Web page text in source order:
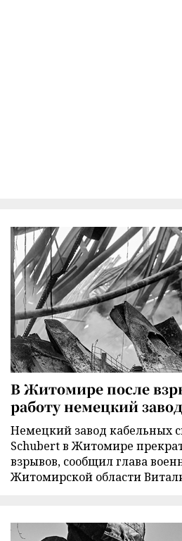
В Житомире после
работу немецкий завод
Немецкий завод кабельных
Schubert в Житомире
взрывов, сообщил глава
Житомирской области